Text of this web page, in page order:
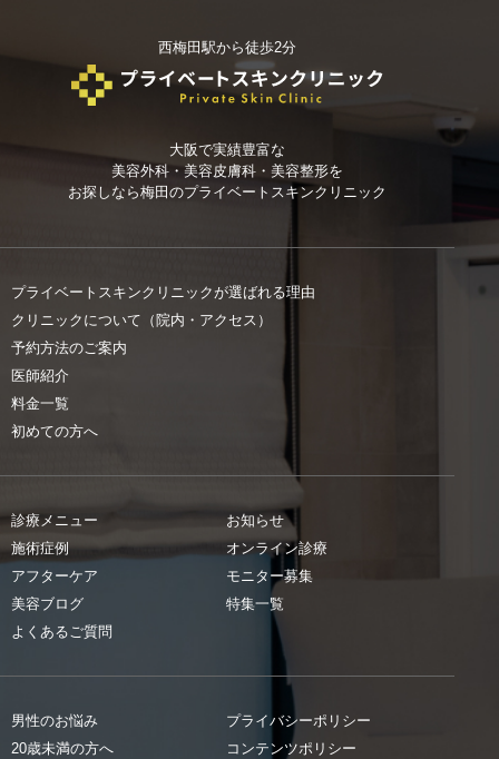
西梅田駅から徒歩2分
大阪で実績豊富な
美容外科・美容皮膚科・美容整形を
お探しなら梅田のプライベートスキンクリニック
プライベートスキンクリニックが選ばれる理由
クリニックについて（院内・アクセス）
予約方法のご案内
医師紹介
料金一覧
初めての方へ
診療メニュー
施術症例
アフターケア
美容ブログ
よくあるご質問
お知らせ
オンライン診療
モニター募集
特集一覧
男性のお悩み
20歳未満の方へ
プライバシーポリシー
コンテンツポリシー